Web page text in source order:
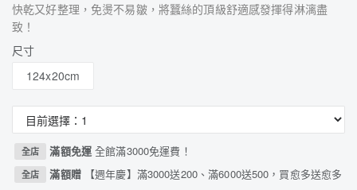
快乾又好整理，免燙不易皺，將蠶絲的頂級舒適感發揮得淋漓盡
致！
尺寸
124x20cm
全店 滿額免運全館滿3000免運費！
全店 滿額贈 【週年慶】滿3000送200、滿6000送500，買愈多送愈多